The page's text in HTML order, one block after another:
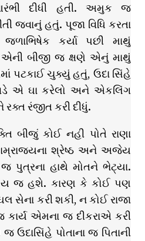
દીધી હતી. અમુક જ
જવાનું હતું. પૂજા વિધિ કરતા
કર્યા પછી માથું
એની બીજી જ ક્ષણે એનું માથું
પટકાઈ ચુક્યું હતું, ઉદા સિંહે
વડે એ ઘા કરેલો અને એકલિંગ
રક્ત રંજીત કરી દીધું.
બીજું કોઈ નહી પોતે રાણા
શ્રેષ્ઠ અને અજેય
જ પુત્રના હાથે મોતને ભેટ્યા.
જ હશે. કારણ કે કોઈ પણ
સેના કરી શકી, ન કોઈ રાજા
એમના જ દીકરાએ કરી
ઉદાસિંહે પોતાના જ પિતાની